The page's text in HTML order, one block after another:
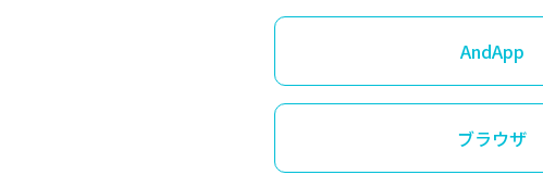
AndApp
ブラウザ